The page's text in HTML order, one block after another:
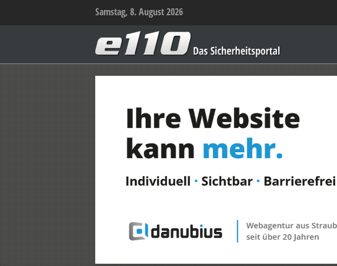
Samstag, 8. August 2026
–
Das
Sicherheitsportal